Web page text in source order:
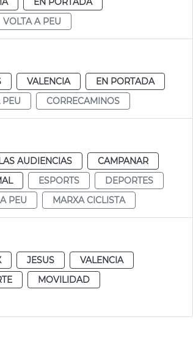
VOLTA A PEU
VALENCIA
EN PORTADA
PEU CORRECAMINOS
AUDIENCIAS
CAMPANAR
ESPORTS
DEPORTES
PEU MARXA CICLISTA
JESUS
VALENCIA
MOVILIDAD